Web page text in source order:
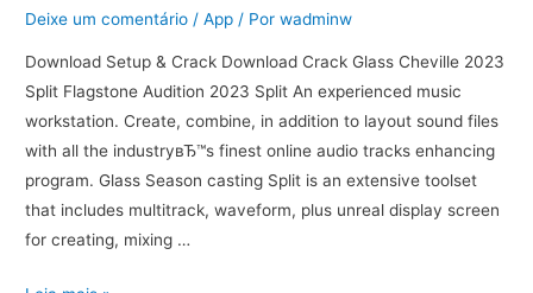
Deixe um comentário /App / Porwadminw
Download Setup & Crack Download Crack Glass Cheville 2023
Split Flagstone Audition 2023 Split An experienced music
workstation. Create, combine, in addition to layout sound files
with all the industryвЂ™s finest online audio tracks enhancing
program. Glass Season casting Split is an extensive toolset
that includes multitrack, waveform, plus unreal display screen
for creating, mixing …